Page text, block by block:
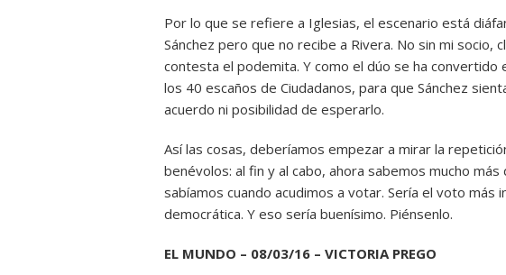
Por lo que se refiere a Iglesias, el escenario está
Sánchez pero que no recibe a Rivera. No sin mi socio,
contesta el podemita. Y como el dúo se ha convertido
los 40 escaños de Ciudadanos, para que Sánchez
acuerdo ni posibilidad de esperarlo.
Así las cosas, deberíamos empezar a mirar la
benévolos: al fin y al cabo, ahora sabemos mucho
sabíamos cuando acudimos a votar. Sería el voto más
democrática. Y eso sería buenísimo. Piénsenlo.
EL MUNDO – 08/03/16 – VICTORIA PREGO